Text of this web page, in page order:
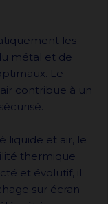
les
métal et de
Le
contribue à un
liquide et air, le
thermique
et évolutif, il
sur écran